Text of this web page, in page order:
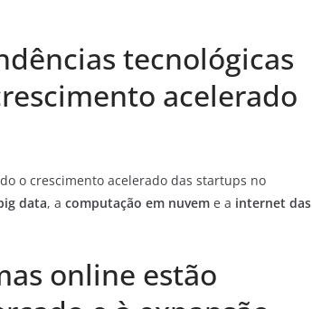
tecnológicas
acelerado
o crescimento acelerado das startups no
data, a computação em nuvem e a internet das
online estão